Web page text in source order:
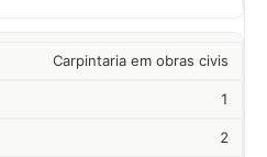
Carpintaria em obras civis
1
2